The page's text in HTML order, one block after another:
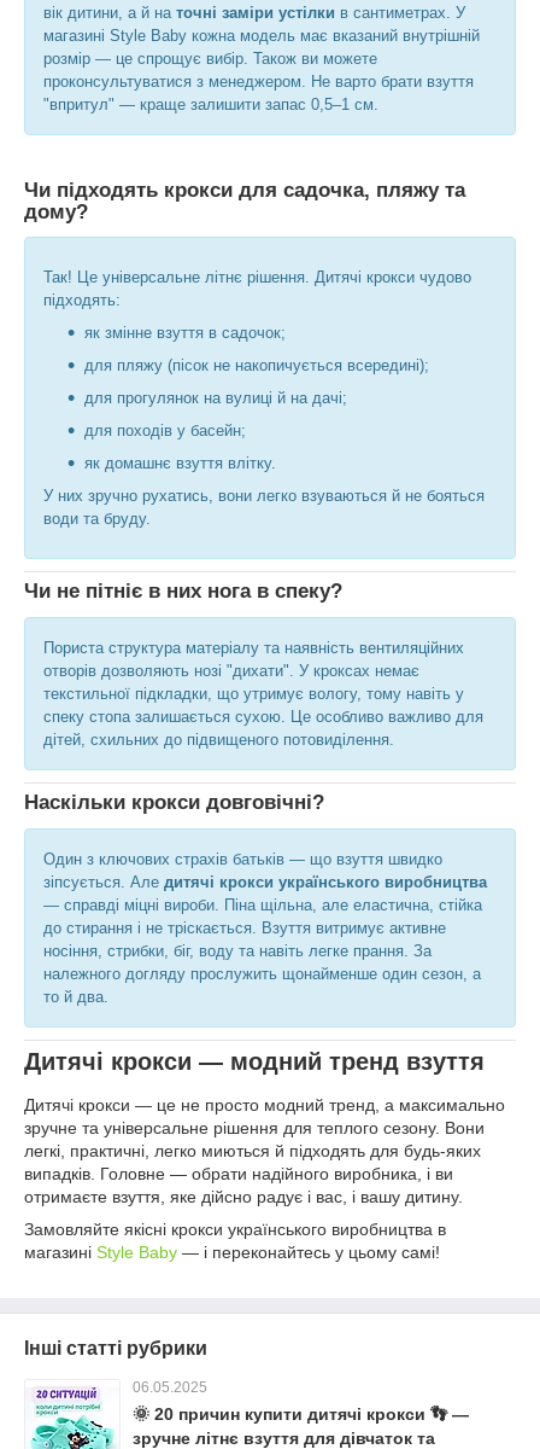
вік дитини, а й на точні заміри устілки в сантиметрах. У
магазині Style Baby кожна модель має вказаний внутрішній
розмір — це спрощує вибір. Також ви можете
проконсультуватися з менеджером. Не варто брати взуття
"впритул" — краще залишити запас 0,5–1 см.
Чи підходять крокси для садочка, пляжу та
дому?
Так! Це універсальне літнє рішення. Дитячі крокси чудово
підходять:
як змінне взуття в садочок;
для пляжу (пісок не накопичується всередині);
для прогулянок на вулиці й на дачі;
для походів у басейн;
як домашнє взуття влітку.
У них зручно рухатись, вони легко взуваються й не бояться
води та бруду.
Чи не пітніє в них нога в спеку?
Пориста структура матеріалу та наявність вентиляційних
отворів дозволяють нозі "дихати". У кроксах немає
текстильної підкладки, що утримує вологу, тому навіть у
спеку стопа залишається сухою. Це особливо важливо для
дітей, схильних до підвищеного потовиділення.
Наскільки крокси довговічні?
Один з ключових страхів батьків — що взуття швидко
зіпсується. Але дитячі крокси українського виробництва
— справді міцні вироби. Піна щільна, але еластична, стійка
до стирання і не тріскається. Взуття витримує активне
носіння, стрибки, біг, воду та навіть легке прання. За
належного догляду прослужить щонайменше один сезон, а
то й два.
Дитячі крокси — модний тренд взуття
Дитячі крокси — це не просто модний тренд, а максимально
зручне та універсальне рішення для теплого сезону. Вони
легкі, практичні, легко миються й підходять для будь-яких
випадків. Головне — обрати надійного виробника, і ви
отримаєте взуття, яке дійсно радує і вас, і вашу дитину.
Замовляйте якісні крокси українського виробництва в
магазині Style Baby — і переконайтесь у цьому самі!
Інші статті рубрики
06.05.2025
🌞 20 причин купити дитячі крокси 👣 —
зручне літнє взуття для дівчаток та